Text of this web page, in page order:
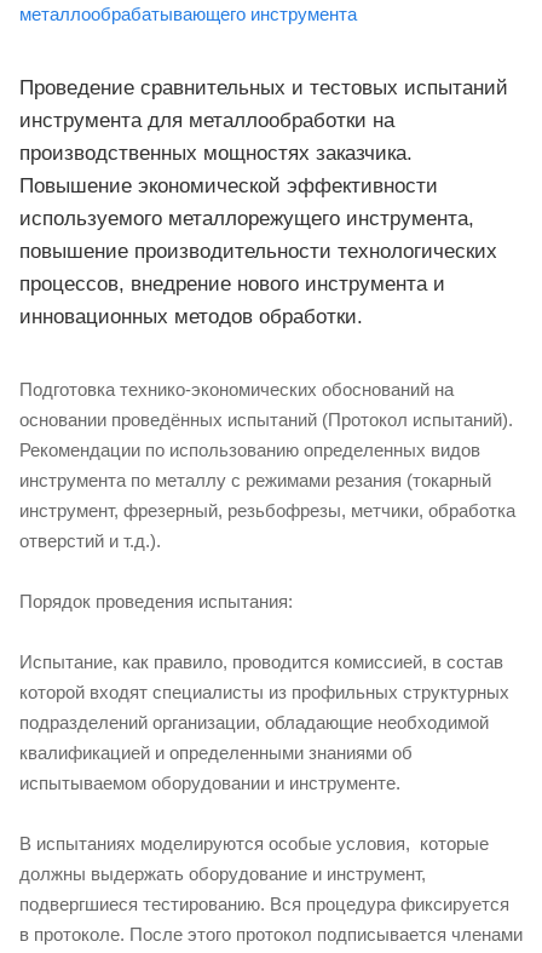
Проведение сравнительных и тестовых испытаний
инструмента для металлообработки на
производственных мощностях заказчика.
Повышение экономической эффективности
используемого металлорежущего инструмента,
повышение производительности технологических
процессов, внедрение нового инструмента и
инновационных методов обработки.
Подготовка технико-экономических обоснований на
основании проведённых испытаний (Протокол испытаний).
Рекомендации по использованию определенных видов
инструмента по металлу с режимами резания (токарный
инструмент, фрезерный, резьбофрезы, метчики, обработка
отверстий и т.д.).
Порядок проведения испытания:
Испытание, как правило, проводится комиссией, в состав
которой входят специалисты из профильных структурных
подразделений организации, обладающие необходимой
квалификацией и определенными знаниями об
испытываемом оборудовании и инструменте.
В испытаниях моделируются особые условия, которые
должны выдержать оборудование и инструмент,
подвергшиеся тестированию. Вся процедура фиксируется
в протоколе. После этого протокол подписывается членами